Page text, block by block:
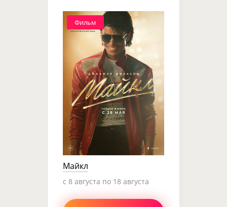
Фильм
Майкл
c 8 августа по 18 августа